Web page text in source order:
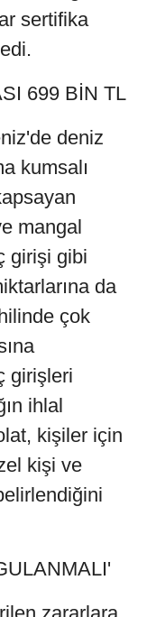
sertifika
699 BİN TL
deniz
kumsalı
mangal
girişi gibi
da
çok
girişleri
ihlal
kişiler için
kişi ve